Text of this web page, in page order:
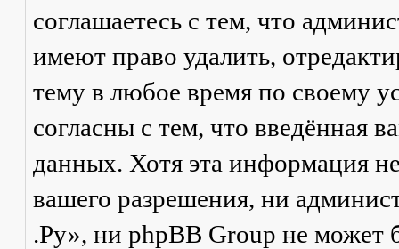
соглашаетесь с тем, что
имеют право удалить,
тему в любое время по своему
согласны с тем, что введённая
данных. Хотя эта информация
вашего разрешения, ни
.Ру», ни phpBB Group не может